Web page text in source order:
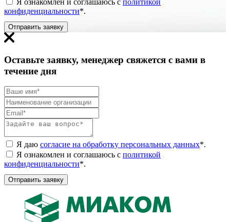
Я ознакомлен и соглашаюсь с политикой
конфиденциальности*.
Отправить заявку
Оставьте заявку, менеджер свяжется с вами в
течение дня
Я даю согласие на обработку персональных данных*.
Я ознакомлен и соглашаюсь с политикой
конфиденциальности*.
Отправить заявку